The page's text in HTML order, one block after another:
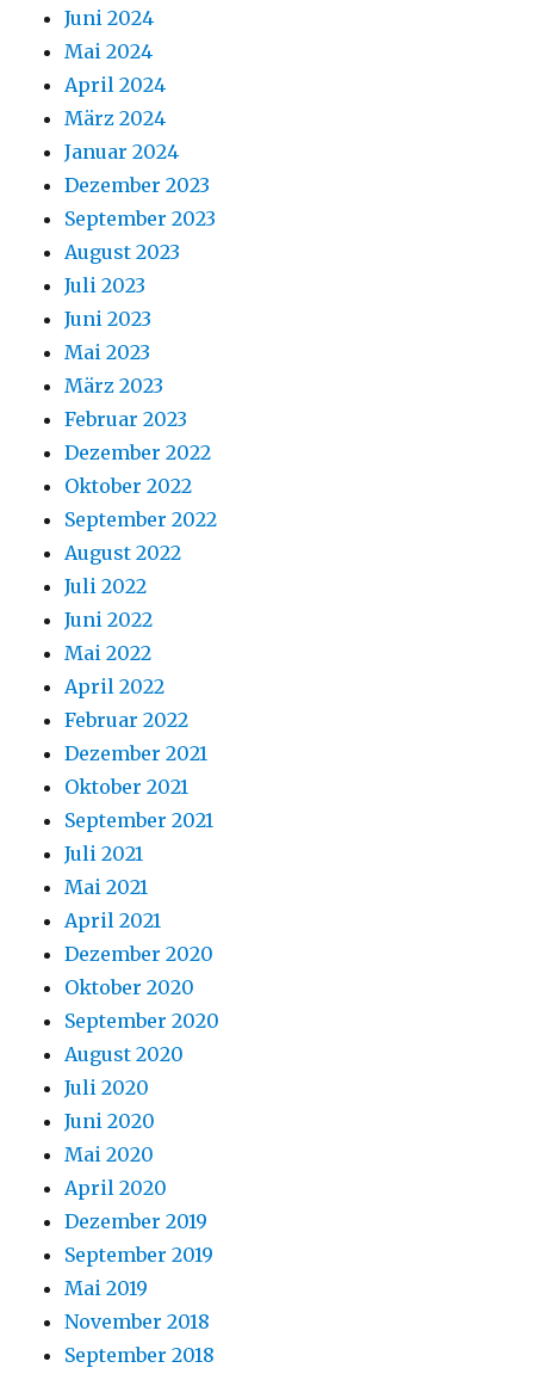
Juni 2024
Mai 2024
April 2024
März 2024
Januar 2024
Dezember 2023
September 2023
August 2023
Juli 2023
Juni 2023
Mai 2023
März 2023
Februar 2023
Dezember 2022
Oktober 2022
September 2022
August 2022
Juli 2022
Juni 2022
Mai 2022
April 2022
Februar 2022
Dezember 2021
Oktober 2021
September 2021
Juli 2021
Mai 2021
April 2021
Dezember 2020
Oktober 2020
September 2020
August 2020
Juli 2020
Juni 2020
Mai 2020
April 2020
Dezember 2019
September 2019
Mai 2019
November 2018
September 2018